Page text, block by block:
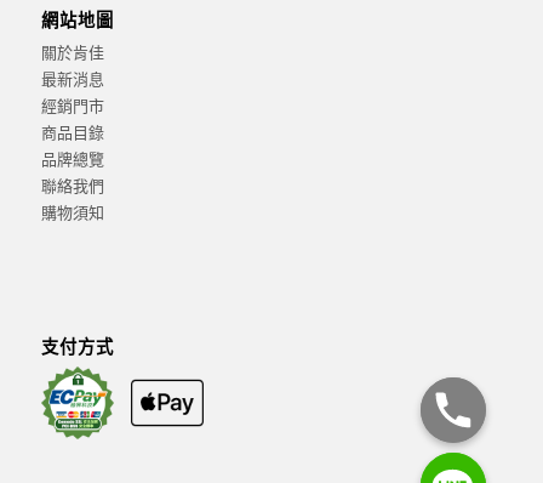
網站地圖
關於肯佳
最新消息
經銷門市
商品目錄
品牌總覽
聯絡我們
購物須知
支付方式